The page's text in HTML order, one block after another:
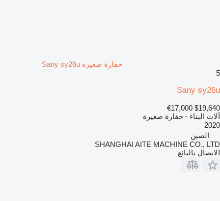
حفارة صغيرة Sany sy26u
5
Sany sy26u
$19,640
€17,000
آلات البناء - حفارة صغيرة
2020
الصين
SHANGHAI AITE MACHINE CO., LTD
الاتصال بالبائع